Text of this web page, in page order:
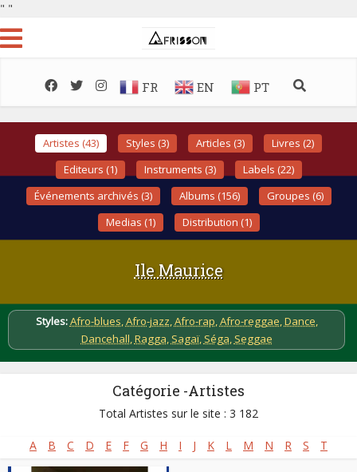
" "
FR EN PT
Artistes (43) Styles (3) Articles (3)
Livres (2)
Editeurs (1)
Instruments (3)
Labels (22)
Événements archivés (3)
Albums (156)
Groupes (6)
Medias (1)
Distribution (1)
Ile Maurice
Styles:Afro-blues,Afro-jazz,Afro-rap,Afro-reggae,Dance,
Dancehall,Ragga, Sagaï, Séga, Seggae
Catégorie -Artistes
Total Artistes sur le site : 3 182
A B C D E F G H I J K L M N R S T